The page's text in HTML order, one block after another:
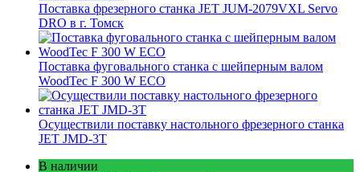
Поставка фрезерного станка JET JUM-2079VXL Servo
DRO в г. Томск
Поставка фуговального станка с шейперным валом
WoodTec F 300 W ECO
Осуществили поставку настольного фрезерного станка
JET JMD-3T
В наличии